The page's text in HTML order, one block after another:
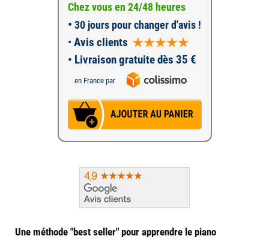
Chez vous en 24/48 heures
• 30 jours pour changer d'avis !
• Avis clients
• Livraison gratuite dès 35 €
en France par
Une méthode "best seller" pour apprendre le piano